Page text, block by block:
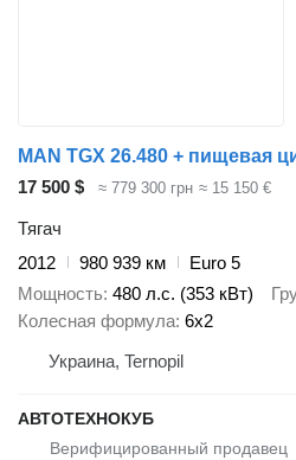
MAN TGX 26.480 + пищевая
17 500 $
≈ 779 300 грн ≈ 15 150 €
Тягач
2012
980 939 км
Euro 5
Мощность 480 л.с. (353 кВт)
Колесная формула 6x2
Украина, Ternopil
АВТОТЕХНОКУБ